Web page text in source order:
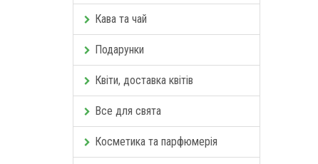
Кава та чай
Подарунки
Квіти, доставка квітів
Все для свята
Косметика та парфюмерія